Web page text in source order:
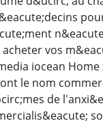
vos
iocean
le nom
de